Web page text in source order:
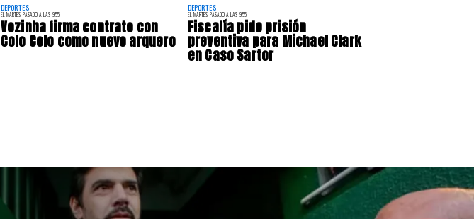
DEPORTES
EL MARTES PASADO A LAS 9:55
Vozinha firma contrato con
Colo Colo como nuevo arquero
DEPORTES
EL MARTES PASADO A LAS 9:55
Fiscalía pide prisión
preventiva para Michael Clark
en Caso Sartor